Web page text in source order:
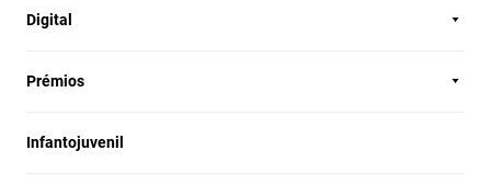
Digital
Prémios
Infantojuvenil